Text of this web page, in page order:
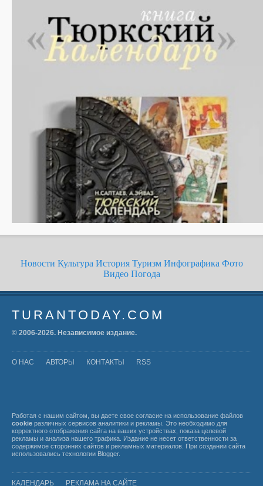
Новости Культура История Туризм Инфографика Фото
Видео Погода
TURANTODAY.COM
© 2006-2026. Независимое издание.
О НАС АВТОРЫ КОНТАКТЫ RSS
Работая с нашим сайтом, вы даете свое согласие на использование файлов
cookie различных сервисов аналитики и рекламы. Это необходимо для
корректного отображения сайта на ваших устройствах, показа целевой
рекламы и анализа нашего трафика. Издание не несет ответственности за
содержимое сторонних сайтов и рекламных материалов. При создании сайта
использовались технологии Blogger.
КАЛЕНДАРЬ РЕКЛАМА НА САЙТЕ